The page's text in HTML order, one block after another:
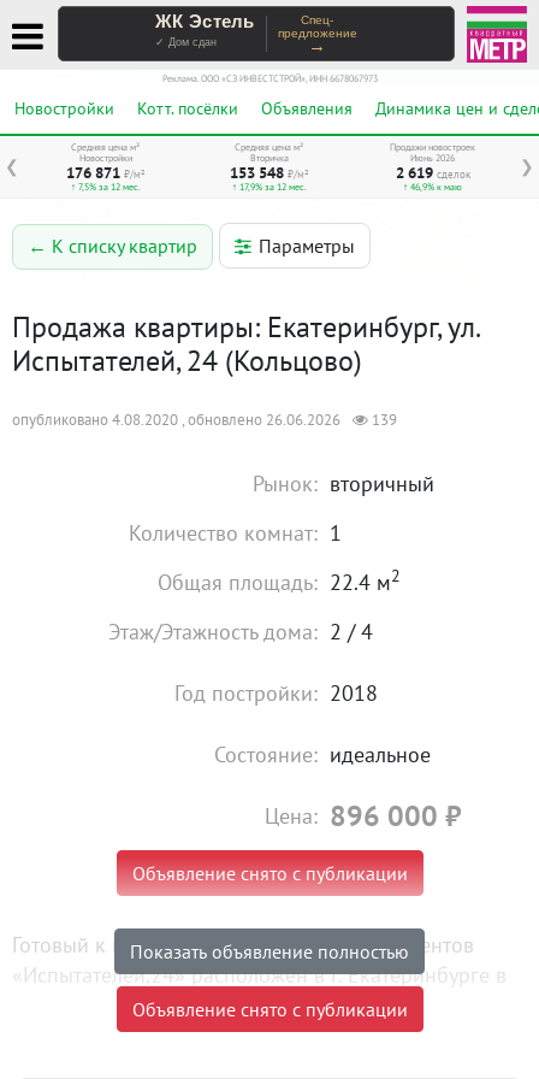
ЖК Эстель
✓ Дом сдан
Спец-
предложение
→
Реклама. ООО «СЗ ИНВЕСТСТРОЙ», ИНН 6678067973
Новостройки Котт. посёлки Объявления Динамика цен и
❮ ❯
Средняя цена м²
Новостройки
176 871 ₽/м²
↑ 7,5% за 12 мес.
Средняя цена м²
Вторичка
153 548 ₽/м²
↑ 17,9% за 12 мес.
Продажи новостроек
Июнь 2026
2 619 сделок
↑ 46,9% к маю
← К списку квартир Параметры
Продажа квартиры: Екатеринбург, ул.
Испытателей, 24 (Кольцово)
опубликовано 4.08.2020 , обновлено 26.06.2026 139
Рынок: вторичный
Количество комнат: 1
Общая площадь: 22.4 м2
Этаж/Этажность дома: 2 / 4
Год постройки: 2018
Состояние: идеальное
Цена: 896 000 ₽
Объявление снято с публикации
Готовый к проживанию Комплекс апартаментов
«Испытателей,24» расположен в г. Екатеринбурге в
микрорайоне Кольцово по ул. Испытателей, 24,
недалеко от торгового центра « Докер», ЖД станции
Показать объявление полностью
Объявление снято с публикации